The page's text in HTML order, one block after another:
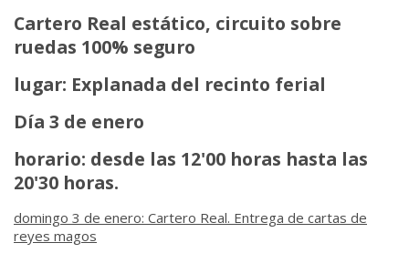
Cartero Real estático, circuito sobre
ruedas 100% seguro
lugar: Explanada del recinto ferial
Día 3 de enero
horario: desde las 12'00 horas hasta las
20'30 horas.
domingo 3 de enero: Cartero Real. Entrega de cartas de
reyes magos